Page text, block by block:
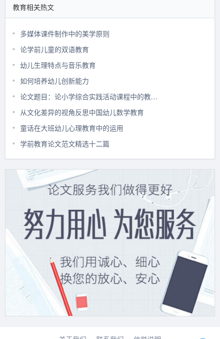
教育相关热文
多媒体课件制作中的美学原则
论学前儿童的双语教育
幼儿生理特点与音乐教育
如何培养幼儿创新能力
论文题目：论小学综合实践活动课程中的教师素养
从文化差异的视角反思中国幼儿数学教育
童话在大班幼儿心理教育中的运用
学前教育论文范文精选十二篇